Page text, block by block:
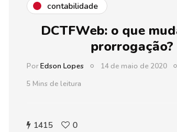
contabilidade
DCTFWeb: o que
prorrogação?
PorEdson Lopes
14 de maio de 2020
5 Mins de leitura
1415 0